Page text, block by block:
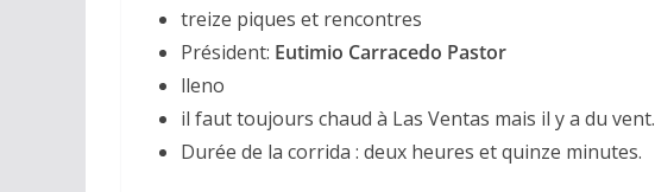
treize piques et rencontres
Président: Eutimio Carracedo Pastor
lleno
il faut toujours chaud à Las Ventas mais il y a du vent.
Durée de la corrida : deux heures et quinze minutes.
02/04/2026